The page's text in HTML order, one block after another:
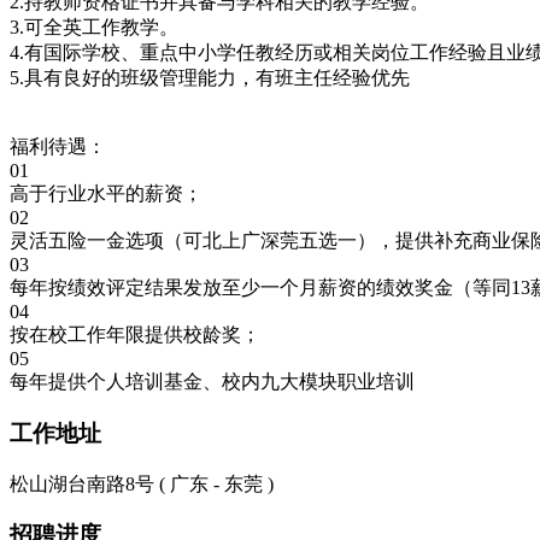
3.可全英工作教学。
4.有国际学校、重点中小学任教经历或相关岗位工作经验且业
5.具有良好的班级管理能力，有班主任经验优先
福利待遇：
01
高于行业水平的薪资；
02
灵活五险一金选项（可北上广深莞五选一），提供补充商业保
03
每年按绩效评定结果发放至少一个月薪资的绩效奖金（等同13
04
按在校工作年限提供校龄奖；
05
每年提供个人培训基金、校内九大模块职业培训
工作地址
松山湖台南路8号 ( 广东 - 东莞 )